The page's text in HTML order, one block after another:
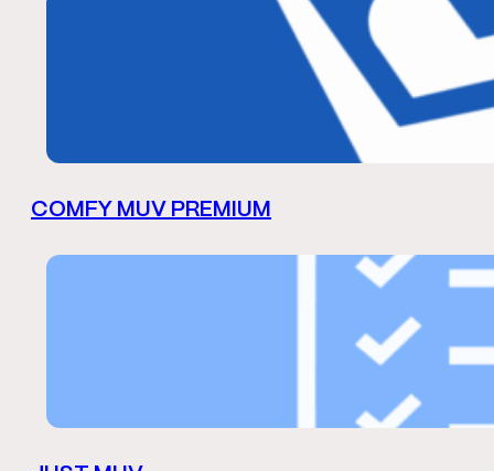
COMFY MUV PREMIUM